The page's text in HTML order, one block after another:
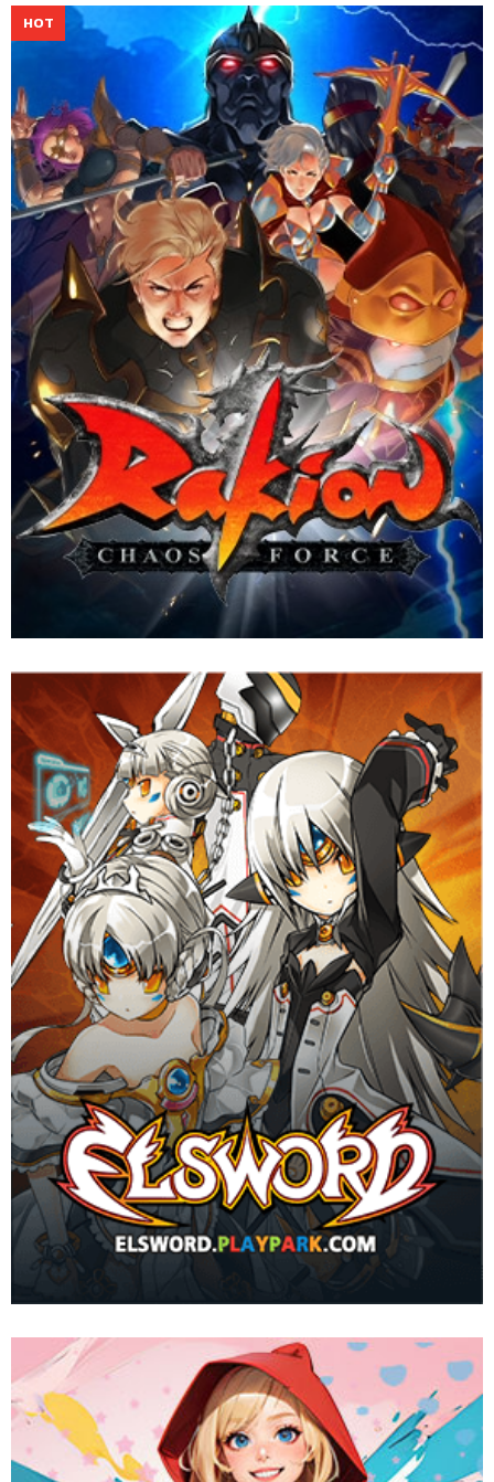
Rakion เน้นการต่อสู้ดาบกับดาบที่มันส์หยด ด้วยตัวละครและฉากสไตล์
RPG พร้อมกับแผนการต่อสู้เชิงกลยุทธ์ที่เจ๋งที่สุด เพื่อมอบ
ประสบการณ์การต่อสู้สุดระห่ำให้คุณ!
Website
Download
เกม Stylish Action Online ที่นิยมหลายประเทศทั่วโลก ได้รับการ
ยกย่องว่าเป็นเกมที่มันส์ที่สุด
Website
Download